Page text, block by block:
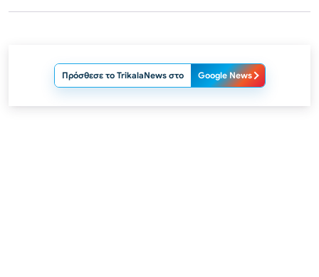
Πρόσθεσε το TrikalaNews στο Google News